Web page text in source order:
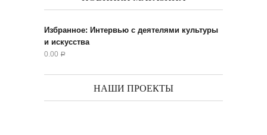
Избранное: Интервью с деятелями культуры
и искусства
0.00 Р
НАШИ ПРОЕКТЫ